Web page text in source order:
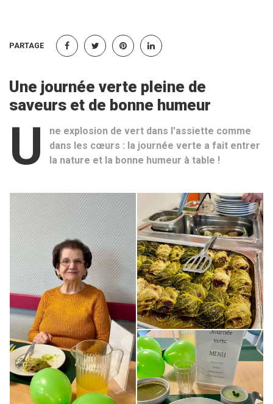
PARTAGE
Une journée verte pleine de
saveurs et de bonne humeur
U
ne explosion de vert dans l'assiette comme
dans les cœurs : la journée verte a fait entrer
la nature et la bonne humeur à table !